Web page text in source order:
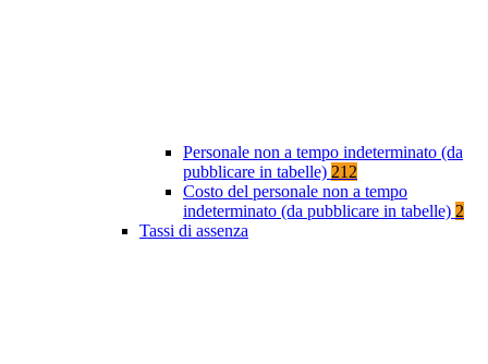
Personale non a tempo indeterminato (da
pubblicare in tabelle) 212
Costo del personale non a tempo
indeterminato (da pubblicare in tabelle) 2
Tassi di assenza